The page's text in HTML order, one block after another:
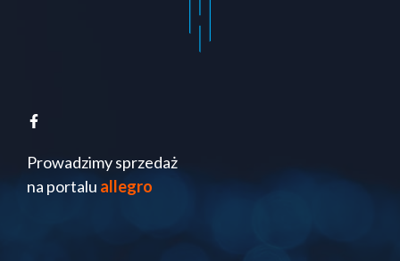
Prowadzimy sprzedaż
na portalu allegro